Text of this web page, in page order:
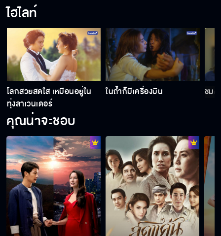
ทีมน้าเม่น "assemble"
ผู้หญิงคนนี้มีผัวหลายคน
ตอบแทนด้วยการเอาแม่กูเป็นเมียเหรอ
ไฮไลท์
โลกสวยสดใส เหมือนอยู่ใน
ทุ่งลาเวนเดอร์
ในถ้ำก็มีเครื่องบิน ชม
คุณน่าจะชอบ